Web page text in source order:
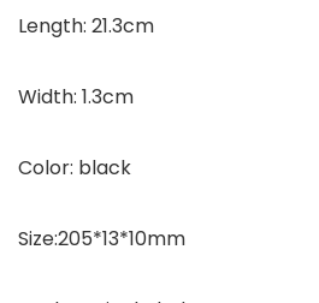
Length: 21.3cm
Width: 1.3cm
Color: black
Size:205*13*10mm